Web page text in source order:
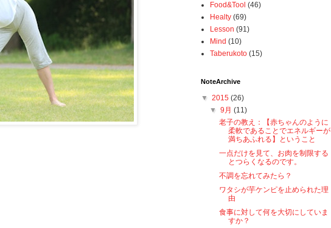
Food&Tool (46)
Healty (69)
Lesson (91)
Mind (10)
Taberukoto (15)
NoteArchive
▼ 2015 (26)
▼9月(11)
老子の教え：【赤ちゃんのように
柔軟であることでエネルギーが
満ちあふれる】ということ
一点だけを見て、お肉を制限する
とつらくなるのです。
不調を忘れてみたら？
ワタシが芋ケンピを止められた理
由
食事に対して何を大切にしていま
すか？